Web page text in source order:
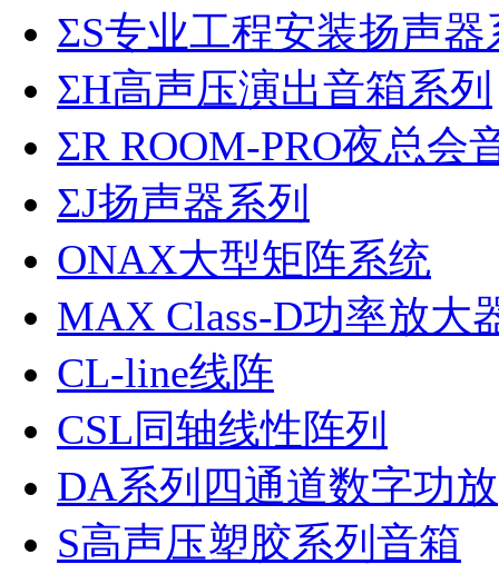
ΣS专业工程安装扬声器
ΣH高声压演出音箱系列
ΣR ROOM-PRO夜总会
ΣJ扬声器系列
ONAX大型矩阵系统
MAX Class-D功率放大
CL-line线阵
CSL同轴线性阵列
DA系列四通道数字功放
S高声压塑胶系列音箱